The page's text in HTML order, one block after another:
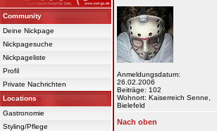
Community
Deine Nickpage
Nickpagesuche
Nickpageliste
Profil
Private Nachrichten
Locations
Gastronomie
Styling/Pflege
Anmeldungsdatum:
26.02.2006
Beiträge: 102
Wohnort: Kaiserreich Senne,
Bielefeld
Nach oben